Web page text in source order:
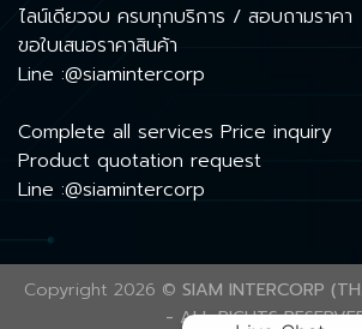
ไลน์เดียวจบ ครบทุกบริการ / สอบถามราคา
ขอใบเสนอราคาสินค้า
Line :@siamintercorp
Complete all services Price inquiry
Product quotation request
Line :@siamintercorp
Copyright 2026 © SIAM INTERCORP
- ALL RIGHTS